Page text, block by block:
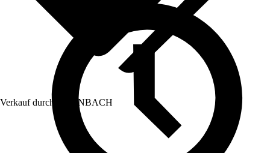
Verkauf durch: HORNBACH